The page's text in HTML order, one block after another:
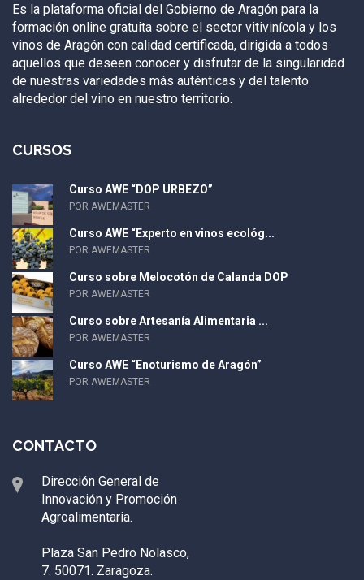
Es la plataforma oficial del Gobierno de Aragón para la
formación online gratuita sobre el sector vitivinícola y los
vinos de Aragón con calidad certificada, dirigida a todos
aquellos que deseen conocer y disfrutar de la singularidad
de nuestras variedades más auténticas y del talento
alrededor del vino en nuestro territorio.
CURSOS
Curso AWE “DOP URBEZO”
POR AWEMASTER
Curso AWE “Experto en vinos ecológ...
POR AWEMASTER
Curso sobre Melocotón de Calanda DOP
POR AWEMASTER
Curso sobre Artesanía Alimentaria ...
POR AWEMASTER
Curso AWE “Enoturismo de Aragón”
POR AWEMASTER
CONTACTO
Dirección General de
Innovación y Promoción
Agroalimentaria.
Plaza San Pedro Nolasco,
7. 50071. Zaragoza.